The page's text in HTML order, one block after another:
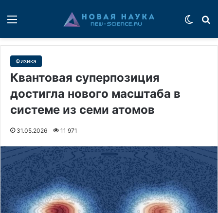
Физика
Квантовая суперпозиция
достигла нового масштаба в
системе из семи атомов
31.05.2026 11 971